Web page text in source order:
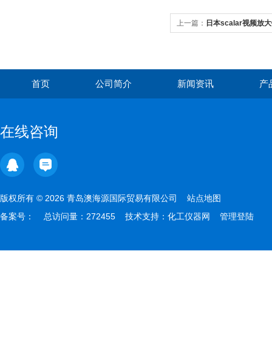
上一篇： 日本scalar视频放
首页 公司简介 新闻资讯 产
在线咨询
版权所有 © 2026 青岛澳海源国际贸易有限公司 站点地图
备案号：
总访问量：272455 技术支持： 化工仪器网 管理登陆